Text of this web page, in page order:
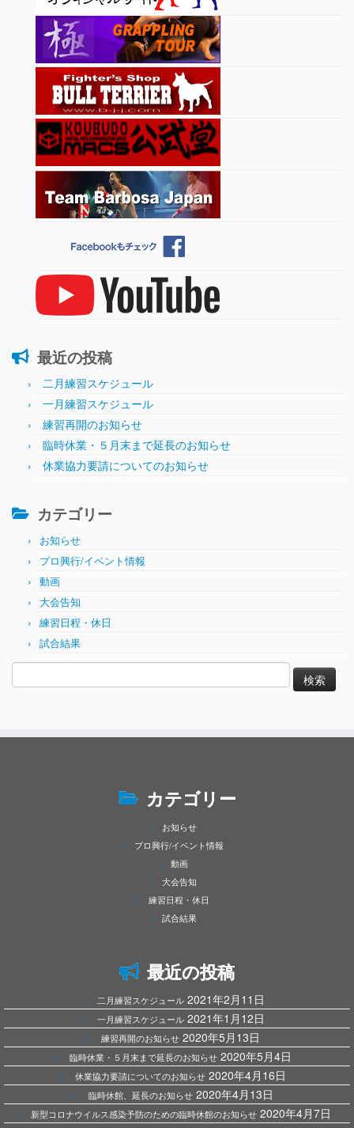
最近の投稿
二月練習スケジュール
一月練習スケジュール
練習再開のお知らせ
臨時休業・５月末まで延長のお知らせ
休業協力要請についてのお知らせ
カテゴリー
お知らせ
プロ興行/イベント情報
動画
大会告知
練習日程・休日
試合結果
索:
カテゴリー
お知らせ
プロ興行/イベント情報
動画
大会告知
練習日程・休日
試合結果
最近の投稿
二月練習スケジュール 2021年2月11日
一月練習スケジュール 2021年1月12日
練習再開のお知らせ 2020年5月13日
臨時休業・５月末まで延長のお知らせ 2020年5月4日
休業協力要請についてのお知らせ 2020年4月16日
臨時休館、延長のお知らせ 2020年4月13日
新型コロナウイルス感染予防のための臨時休館のお知らせ 2020年4月7日